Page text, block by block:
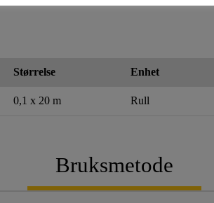
Størrelse Enhet
0,1 x 20 m Rull
Bruksmetode